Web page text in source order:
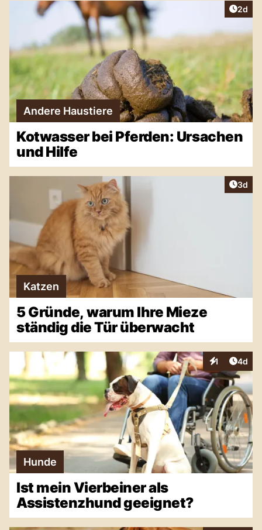
2d
Andere Haustiere
Kotwasser bei Pferden: Ursachen
und Hilfe
3d
Katzen
5 Gründe, warum Ihre Mieze
ständig die Tür überwacht
1
Interaktionen
4d
Hunde
Ist mein Vierbeiner als
Assistenzhund geeignet?